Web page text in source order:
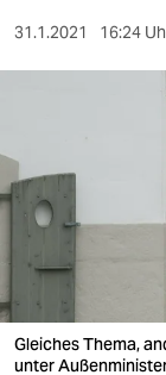
sport
wahrheit
verlag
veranstaltungen
31.1.2021 16:24
Gleiches Thema,
unter